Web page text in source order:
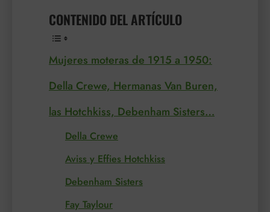
CONTENIDO DEL ARTÍCULO
Mujeres moteras de 1915 a 1950:
Della Crewe, Hermanas Van Buren,
las Hotchkiss, Debenham Sisters…
Della Crewe
Aviss y Effies Hotchkiss
Debenham Sisters
Fay Taylour